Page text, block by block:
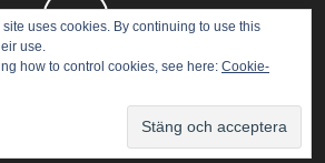
uses cookies. By continuing to use this
use.
how to control cookies, see here: Cookie-